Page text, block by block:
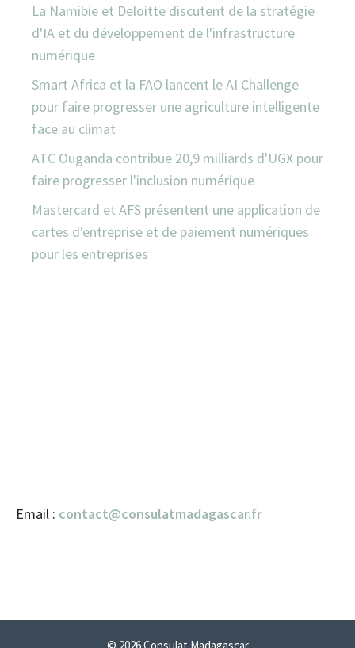
La Namibie et Deloitte discutent de la stratégie
d'IA et du développement de l'infrastructure
numérique
Smart Africa et la FAO lancent le AI Challenge
pour faire progresser une agriculture intelligente
face au climat
ATC Ouganda contribue 20,9 milliards d'UGX pour
faire progresser l'inclusion numérique
Mastercard et AFS présentent une application de
cartes d'entreprise et de paiement numériques
pour les entreprises
Email : contact@consulatmadagascar.fr
© 2026 Consulat Madagascar